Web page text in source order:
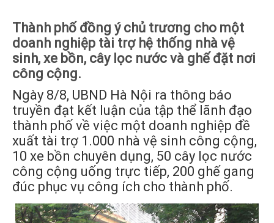
Thành phố đồng ý chủ trương cho một
doanh nghiệp tài trợ hệ thống nhà vệ
sinh, xe bồn, cây lọc nước và ghế đặt nơi
công cộng.
Ngày 8/8, UBND Hà Nội ra thông báo
truyền đạt kết luận của tập thể lãnh đạo
thành phố về việc một doanh nghiệp đề
xuất tài trợ 1.000 nhà vệ sinh công cộng,
10 xe bồn chuyên dụng, 50 cây lọc nước
công cộng uống trực tiếp, 200 ghế gang
đúc phục vụ công ích cho thành phố.